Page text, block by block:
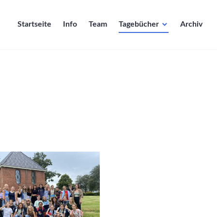
Startseite Info Team Tagebücher Archiv